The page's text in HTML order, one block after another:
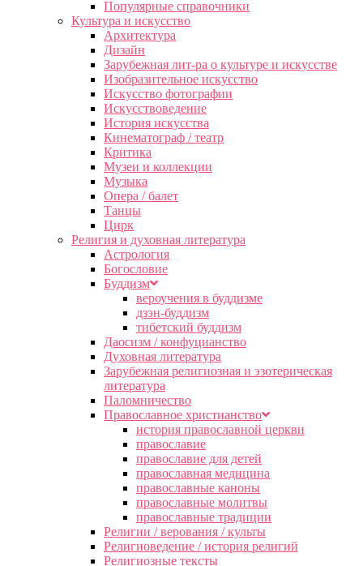
Популярные справочники
Культура и искусство
Архитектура
Дизайн
Зарубежная лит-ра о культуре и искусстве
Изобразительное искусство
Искусство фотографии
Искусствоведение
История искусства
Кинематограф / театр
Критика
Музеи и коллекции
Музыка
Опера / балет
Танцы
Цирк
Религия и духовная литература
Астрология
Богословие
Буддизм
вероучения в буддизме
дзэн-буддизм
тибетский буддизм
Даосизм / конфуцианство
Духовная литература
Зарубежная религиозная и эзотерическая
литература
Паломничество
Православное христианство
история православной церкви
православие
православие для детей
православная медицина
православные каноны
православные молитвы
православные традиции
Религии / верования / культы
Религиоведение / история религий
Религиозные тексты